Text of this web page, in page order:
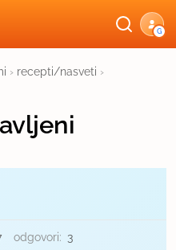
G
› recepti/nasveti ›
odgovori: 3